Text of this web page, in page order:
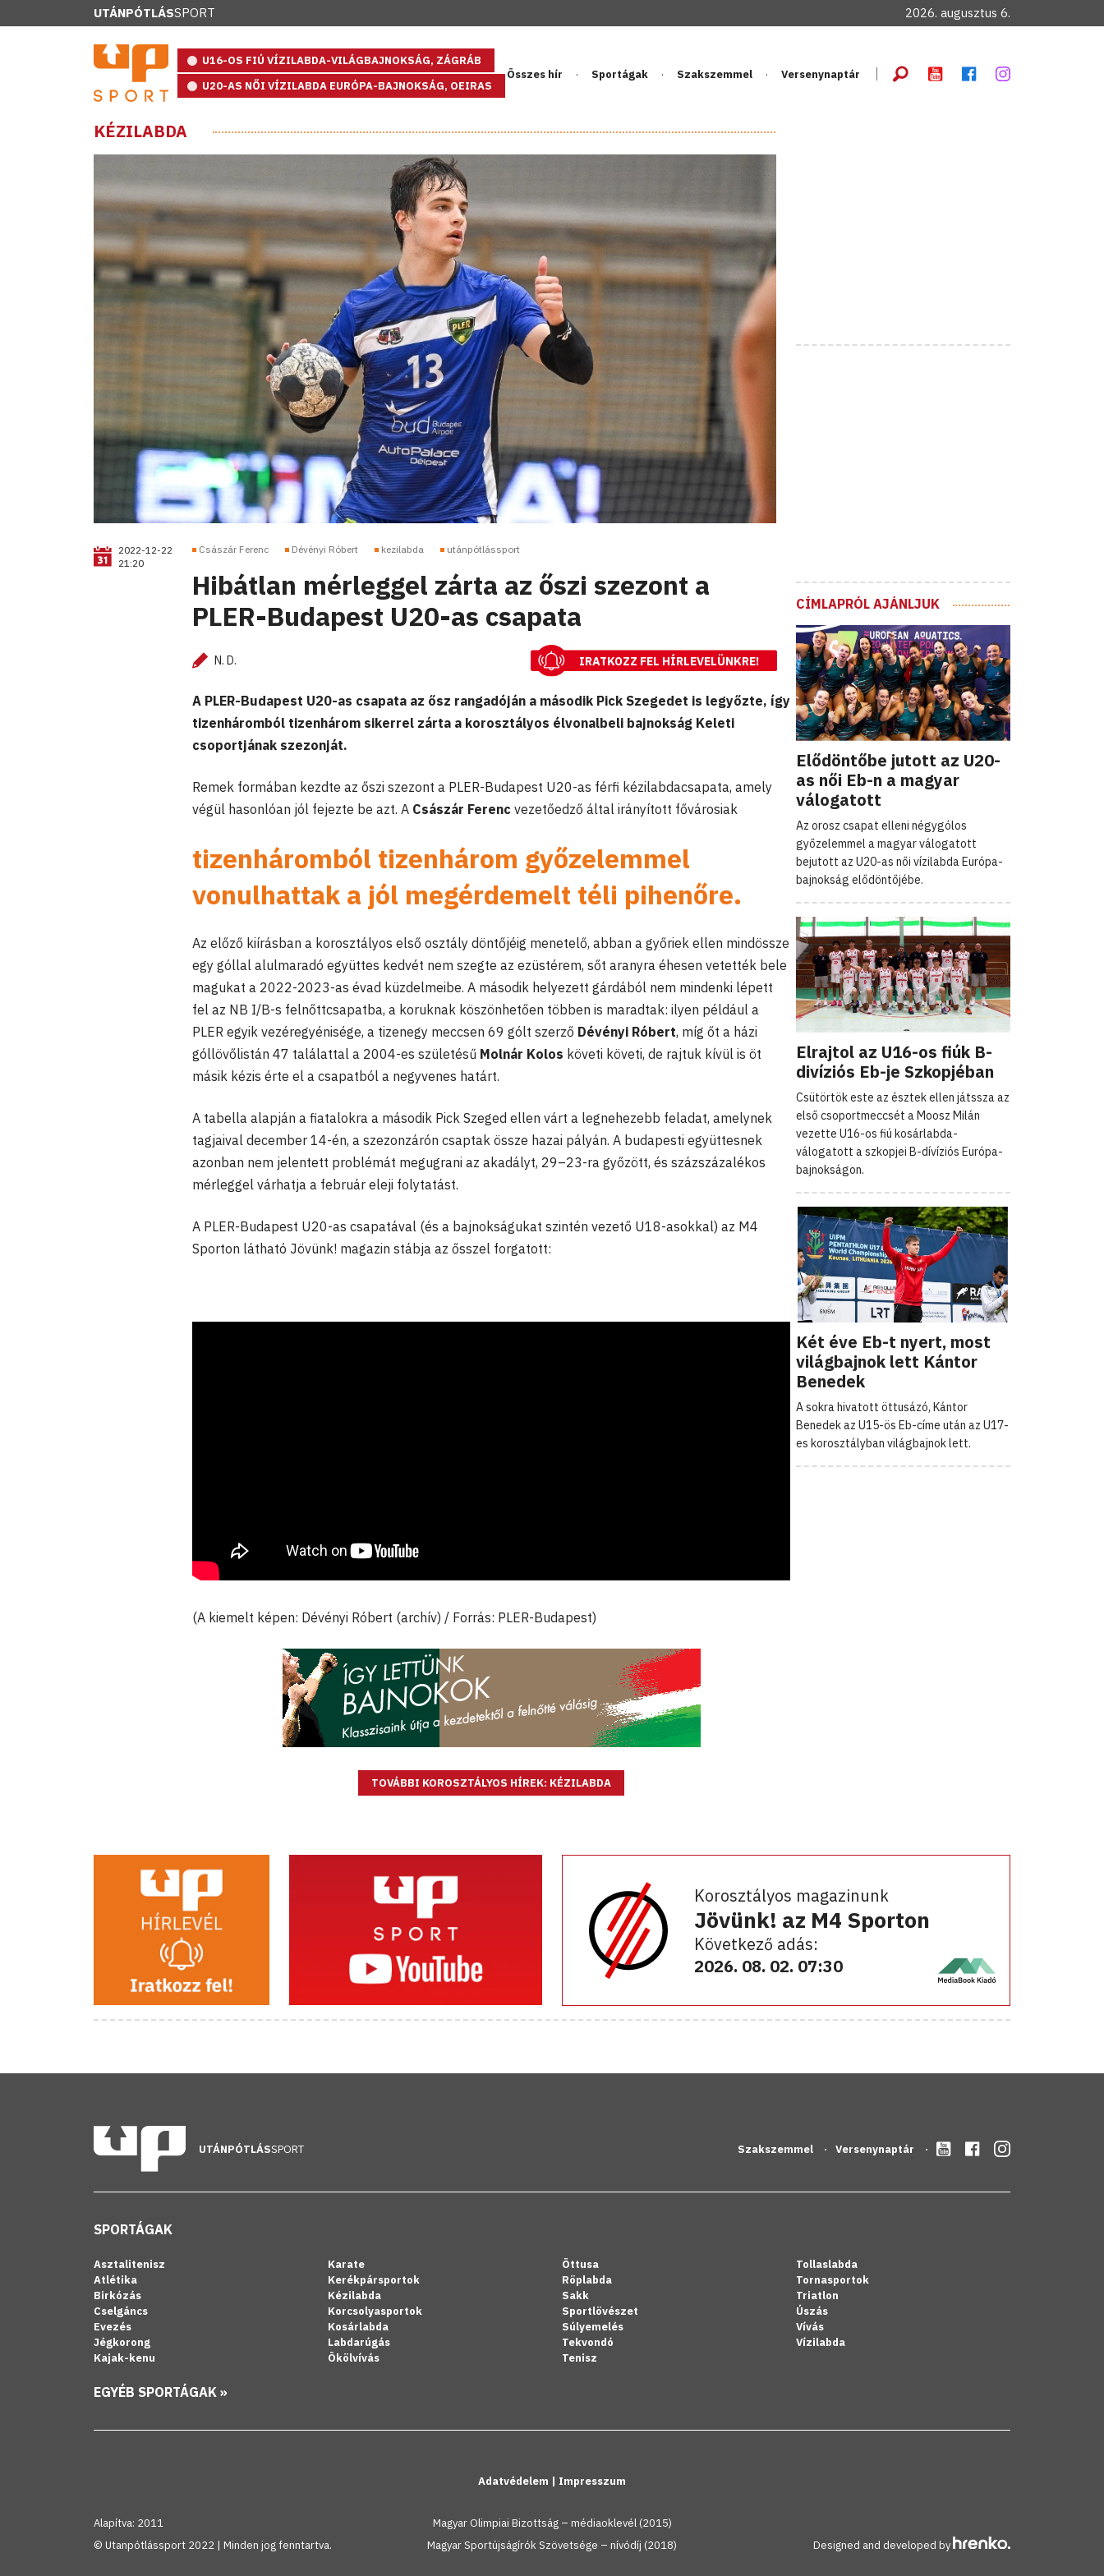
UTÁNPÓTLÁSSPORT 2026. augusztus 6.
U16-OS FIÚ VÍZILABDA-VILÁGBAJNOKSÁG, ZÁGRÁB
U20-AS NŐI VÍZILABDA EURÓPA-BAJNOKSÁG, OEIRAS
Összes hír Sportágak Szakszemmel Versenynaptár
KÉZILABDA
2022-12-22
21:20
Császár Ferenc Dévényi Róbert kezilabda utánpótlássport
Hibátlan mérleggel zárta az őszi szezont a
PLER-Budapest U20-as csapata
N. D. IRATKOZZ FEL HÍRLEVELÜNKRE!
A PLER-Budapest U20-as csapata az ősz rangadóján a második Pick Szegedet is legyőzte, így
tizenháromból tizenhárom sikerrel zárta a korosztályos élvonalbeli bajnokság Keleti
csoportjának szezonját.
Remek formában kezdte az őszi szezont a PLER-Budapest U20-as férfi kézilabdacsapata, amely
végül hasonlóan jól fejezte be azt. A Császár Ferenc vezetőedző által irányított fővárosiak
tizenháromból tizenhárom győzelemmel
vonulhattak a jól megérdemelt téli pihenőre.
Az előző kiírásban a korosztályos első osztály döntőjéig menetelő, abban a győriek ellen mindössze
egy góllal alulmaradó együttes kedvét nem szegte az ezüstérem, sőt aranyra éhesen vetették bele
magukat a 2022-2023-as évad küzdelmeibe. A második helyezett gárdából nem mindenki lépett
fel az NB I/B-s felnőttcsapatba, a koruknak köszönhetően többen is maradtak: ilyen például a
PLER egyik vezéregyénisége, a tizenegy meccsen 69 gólt szerző Dévényi Róbert, míg őt a házi
góllövőlistán 47 találattal a 2004-es születésű Molnár Kolos követi követi, de rajtuk kívül is öt
másik kézis érte el a csapatból a negyvenes határt.
A tabella alapján a fiatalokra a második Pick Szeged ellen várt a legnehezebb feladat, amelynek
tagjaival december 14-én, a szezonzárón csaptak össze hazai pályán. A budapesti együttesnek
azonban nem jelentett problémát megugrani az akadályt, 29–23-ra győzött, és százszázalékos
mérleggel várhatja a február eleji folytatást.
A PLER-Budapest U20-as csapatával (és a bajnokságukat szintén vezető U18-asokkal) az M4
Sporton látható Jövünk! magazin stábja az ősszel forgatott:
(A kiemelt képen: Dévényi Róbert (archív) / Forrás: PLER-Budapest)
TOVÁBBI KOROSZTÁLYOS HÍREK: KÉZILABDA
CÍMLAPRÓL AJÁNLJUK
Elődöntőbe jutott az U20-
as női Eb-n a magyar
válogatott
Az orosz csapat elleni négygólos
győzelemmel a magyar válogatott
bejutott az U20-as női vízilabda Európa-
bajnokság elődöntőjébe.
Elrajtol az U16-os fiúk B-
divíziós Eb-je Szkopjéban
Csütörtök este az észtek ellen játssza az
első csoportmeccsét a Moosz Milán
vezette U16-os fiú kosárlabda-
válogatott a szkopjei B-dívíziós Európa-
bajnokságon.
Két éve Eb-t nyert, most
világbajnok lett Kántor
Benedek
A sokra hivatott öttusázó, Kántor
Benedek az U15-ös Eb-címe után az U17-
es korosztályban világbajnok lett.
Korosztályos magazinunk
Jövünk! az M4 Sporton
Következő adás:
2026. 08. 02. 07:30
UTÁNPÓTLÁSSPORT Szakszemmel Versenynaptár
SPORTÁGAK
Asztalitenisz
Atlétika
Birkózás
Cselgáncs
Evezés
Jégkorong
Kajak-kenu
Karate
Kerékpársportok
Kézilabda
Korcsolyasportok
Kosárlabda
Labdarúgás
Ökölvívás
Öttusa
Röplabda
Sakk
Sportlövészet
Súlyemelés
Tekvondó
Tenisz
Tollaslabda
Tornasportok
Triatlon
Úszás
Vívás
Vízilabda
EGYÉB SPORTÁGAK »
Adatvédelem | Impresszum
Alapítva: 2011
© Utanpótlássport 2022 | Minden jog fenntartva.
Magyar Olimpiai Bizottság – médiaoklevél (2015)
Magyar Sportújságírók Szövetsége – nívódíj (2018)
Designed and developed by